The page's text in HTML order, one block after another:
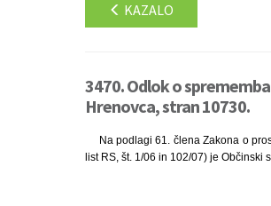
KAZALO
3470. Odlok o
Hrenovca, stran 10730.
Na podlagi 61. člena Zakona o
list RS, št. 1/06 in 102/07) je Občinski